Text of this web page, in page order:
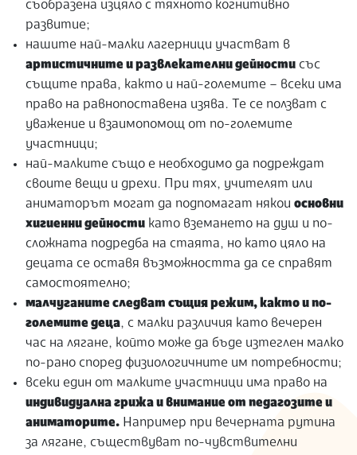
съобразена изцяло с тяхното когнитивно
развитие;
нашите най-малки лагерници участват в
артистичните и развлекателни дейности със
същите права, както и най-големите – всеки има
право на равнопоставена изява. Те се ползват с
уважение и взаимопомощ от по-големите
участници;
най-малките също е необходимо да подреждат
своите вещи и дрехи. При тях, учителят или
аниматорът могат да подпомагат някоиосновни
хигиенни дейности като вземането на душ и по-
сложната подредба на стаята, но като цяло на
децата се оставя възможността да се справят
самостоятелно;
малчуганите следват същия режим, както и по-
големите деца, с малки различия като вечерен
час на лягане, който може да бъде изтеглен малко
по-рано според физиологичните им потребности;
всеки един от малките участници има право на
индивидуална грижа и внимание от педагозите и
аниматорите. Например при вечерната рутина
за лягане, съществуват по-чувствителни